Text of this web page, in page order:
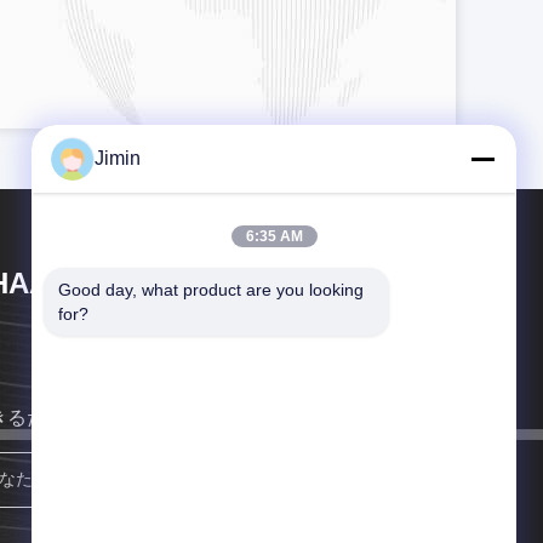
XI HAN OCEAN CO . , LTD
るだけ早く連絡します
Jimin
6:35 AM
Good day, what product are you looking
for?